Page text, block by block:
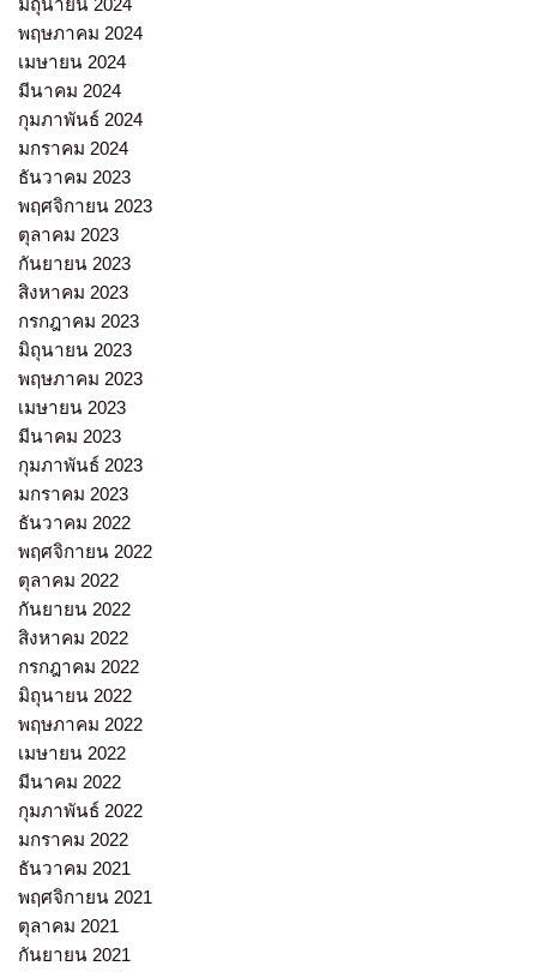
มิถุนายน 2024
พฤษภาคม 2024
เมษายน 2024
มีนาคม 2024
กุมภาพันธ์ 2024
มกราคม 2024
ธันวาคม 2023
พฤศจิกายน 2023
ตุลาคม 2023
กันยายน 2023
สิงหาคม 2023
กรกฎาคม 2023
มิถุนายน 2023
พฤษภาคม 2023
เมษายน 2023
มีนาคม 2023
กุมภาพันธ์ 2023
มกราคม 2023
ธันวาคม 2022
พฤศจิกายน 2022
ตุลาคม 2022
กันยายน 2022
สิงหาคม 2022
กรกฎาคม 2022
มิถุนายน 2022
พฤษภาคม 2022
เมษายน 2022
มีนาคม 2022
กุมภาพันธ์ 2022
มกราคม 2022
ธันวาคม 2021
พฤศจิกายน 2021
ตุลาคม 2021
กันยายน 2021